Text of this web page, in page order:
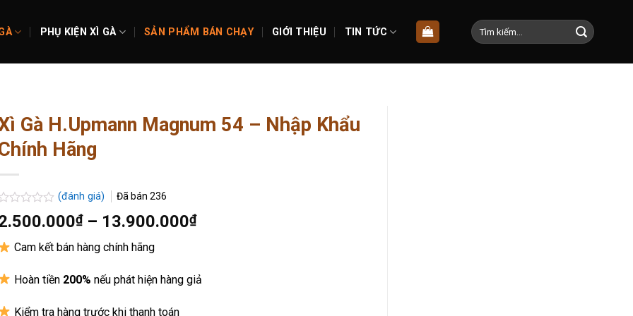
PHỤ KIỆN XÌ GÀ SẢN PHẨM BÁN CHẠY GIỚI THIỆU TIN TỨC
Tìm
kiếm:
Gà H.Upmann Magnum 54 – Nhập Khẩu
Hãng
Được
(đánh giá) Đã bán236
₫ – 13.900.000₫Khoảng
2.500.000₫
đến
Cam kết bán hàng chính hãng
Hoàn tiền 200% nếu phát hiện hàng giả
Kiểm tra hàng trước khi thanh toán